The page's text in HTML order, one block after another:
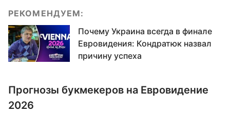
РЕКОМЕНДУЕМ:
Почему Украина всегда в финале
Евровидения: Кондратюк назвал
причину успеха
Прогнозы букмекеров на Евровидение
2026